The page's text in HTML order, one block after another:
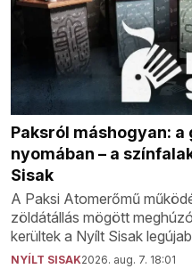
Paksról máshogyan:
nyomában – a
Sisak
A Paksi Atomerőmű
zöldátállás mögött
kerültek a Nyílt Sisak
NYÍLT SISAK2026. aug. 7. 18:01